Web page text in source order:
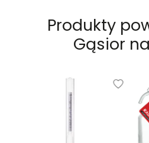
Produkty
Gąsior